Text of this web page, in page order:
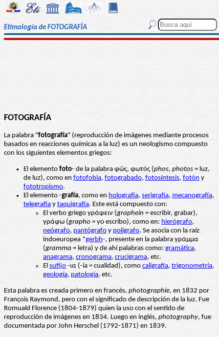
Etimología de FOTOGRAFÍA
FOTOGRAFÍA
La palabra "fotografía" (reproducción de imágenes mediante procesos
basados en reacciones químicas a la luz) es un neologismo compuesto
con los siguientes elementos griegos:
El elemento foto- de la palabra φῶς, φωτός (phos, photos = luz,
de luz), como en fotofobia, fotograbado, fotosíntesis, fotón y
fototropismo.
El elemento -grafía, como en holografía, serigrafía, mecanografía,
telegrafía y taquigrafía. Este está compuesto con:
El verbo griego γράφειν (graphein = escribir, grabar),
γράφω (grapho = yo escribo), como en: hierógrafo,
neógrafo, pantógrafo y polígrafo. Se asocia con la raíz
indoeuropea *gerbh-, presente en la palabra γράμμα
(gramma = letra) y de ahí palabras como: gramática,
anagrama, cronograma, crucigrama, etc.
El sufijo -ια (-ía = cualidad), como caligrafía, trigonometría,
geología, patología, etc.
Esta palabra es creada primero en francés, photographie, en 1832 por
François Raymond, pero con el significado de descripción de la luz. Fue
Romuald Florence (1804-1879) quien la uso con el sentido de
reproducción de imágenes en 1834. Luego en inglés, photography, fue
documentada por John Herschel (1792-1871) en 1839.